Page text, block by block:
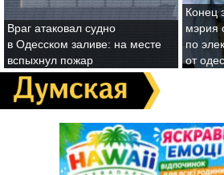
Враг атаковал судно
в Одесском заливе: на месте
вспыхнул пожар
Конец
мэрия
по
от